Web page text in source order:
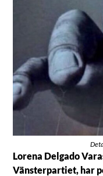
Lorena Delgado
Vänsterpartiet, har